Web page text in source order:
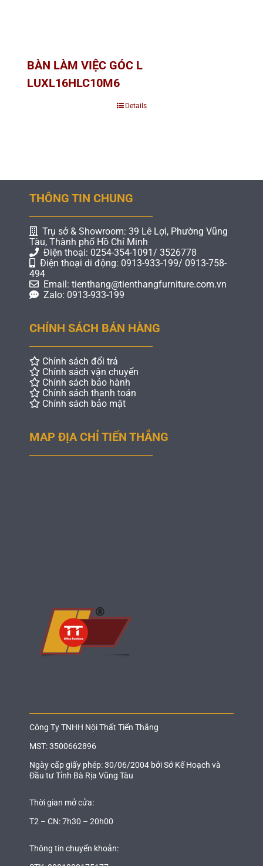
BÀN LÀM VIỆC GÓC L
LUXL16HLC10M6
Details
THÔNG TIN CHUNG
Trụ sở & Showroom: 39 Lê Lợi, Phường Vũng
Tàu, Thành phố Hồ Chí Minh
Điện thoại: 0254-354-1091/ 3526778
Điện thoại di động: 0913-933-199/ 0913-758-
494
Email: tienthang@tienthangfurniture.com.vn
Zalo: 0913-933-199
CHÍNH SÁCH BÁN HÀNG
Chính sách đổi trả
Chính sách vận chuyển
Chính sách bảo hành
Chính sách thanh toán
Chính sách bảo mật
MAP ĐỊA CHỈ TIẾN THẮNG
Công Ty TNHH Nội Thất Tiến Thắng
MST: 3500662896
Ngày cấp giấy phép: 30/06/2004 bởi Sở Kế Hoạch và
Đầu tư Tỉnh Bà Rịa Vũng Tàu
Thời gian mở cửa:
T2 – CN: 7h30 – 20h00
Thông tin chuyển khoản: